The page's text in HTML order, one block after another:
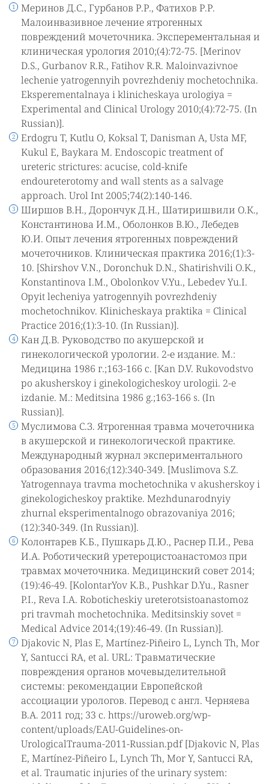
Меринов Д.С., Гурбанов Р.Р., Фатихов Р.Р.
Малоинвазивное лечение ятрогенных
повреждений мочеточника. Эксперементальная и
клиническая урология 2010;(4):72-75. [Merinov
D.S., Gurbanov R.R., Fatihov R.R. Maloinvazivnoe
lechenie yatrogennyih povrezhdeniy mochetochnika.
Eksperementalnaya i klinicheskaya urologiya =
Experimental and Clinical Urology 2010;(4):72-75. (In
Russian)].
Erdogru T, Kutlu O, Koksal T, Danisman A, Usta MF,
Kukul E, Baykara M. Endoscopic treatment of
ureteric strictures: acucise, cold-knife
endoureterotomy and wall stents as a salvage
approach. Urol Int 2005;74(2):140-146.
Ширшов В.Н., Дорончук Д.Н., Шатиришвили О.К.,
Константинова И.М., Оболонков В.Ю., Лебедев
Ю.И. Опыт лечения ятрогенных повреждений
мочеточников. Клиническая практика 2016;(1):3-
10. [Shirshov V.N., Doronchuk D.N., Shatirishvili O.K.,
Konstantinova I.M., Obolonkov V.Yu., Lebedev Yu.I.
Opyit lecheniya yatrogennyih povrezhdeniy
mochetochnikov. Klinicheskaya praktika = Сlinical
Practice 2016;(1):3-10. (In Russian)].
Кан Д.В. Руководство по акушерской и
гинекологической урологии. 2-е издание. М.:
Медицина 1986 г.;163-166 с. [Kan D.V. Rukovodstvo
po akusherskoy i ginekologicheskoy urologii. 2-e
izdanie. M.: Meditsina 1986 g.;163-166 s. (In
Russian)].
Муслимова С.З. Ятрогенная травма мочеточника
в акушерской и гинекологической практике.
Международный журнал экспериментального
образования 2016;(12):340-349. [Muslimova S.Z.
Yatrogennaya travma mochetochnika v akusherskoy i
ginekologicheskoy praktike. Mezhdunarodnyiy
zhurnal eksperimentalnogo obrazovaniya 2016;
(12):340-349. (In Russian)].
Колонтарев К.Б., Пушкарь Д.Ю., Раснер П.И., Рева
И.А. Роботический уретероцистоанастомоз при
травмах мочеточника. Медицинский совет 2014;
(19):46-49. [KolontarYov K.B., Pushkar D.Yu., Rasner
P.I., Reva I.A. Roboticheskiy ureterotsistoanastomoz
pri travmah mochetochnika. Meditsinskiy sovet =
Medical Advice 2014;(19):46-49. (In Russian)].
Djakovic N, Plas E, Martínez-Piñeiro L, Lynch Th, Mor
Y, Santucci RA, et al. URL: Травматические
повреждения органов мочевыделительной
системы: рекомендации Европейской
ассоциации урологов. Перевод с англ. Черняева
В.А. 2011 год; 33 с. https://uroweb.org/wp-
content/uploads/EAU-Guidelines-on-
UrologicalTrauma-2011-Russian.pdf [Djakovic N, Plas
E, Martínez-Piñeiro L, Lynch Th, Mor Y, Santucci RA,
et al. Traumatic injuries of the urinary system: